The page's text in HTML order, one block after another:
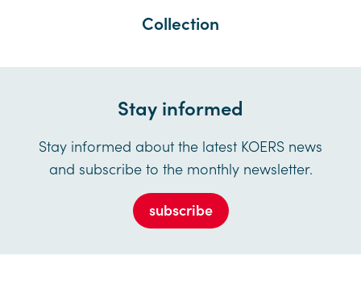
Collection
Stay informed
Stay informed about the latest KOERS news
and subscribe to the monthly newsletter.
subscribe